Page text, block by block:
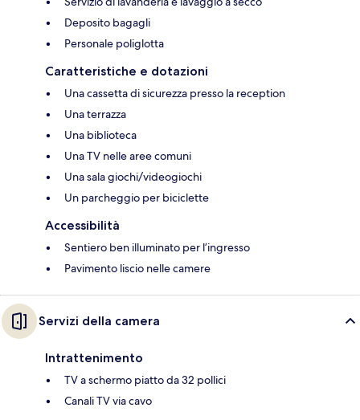
Deposito bagagli
Personale poliglotta
Caratteristiche e dotazioni
Una cassetta di sicurezza presso la reception
Una terrazza
Una biblioteca
Una TV nelle aree comuni
Una sala giochi/videogiochi
Un parcheggio per biciclette
Accessibilità
Sentiero ben illuminato per l’ingresso
Pavimento liscio nelle camere
Servizi della camera
Intrattenimento
TV a schermo piatto da 32 pollici
Canali TV via cavo